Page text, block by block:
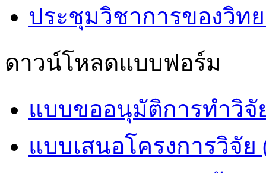
ประชุมวิชาการของวิท
ดาวน์โหลดแบบฟอร์ม
แบบขออนุมัติการทำวิจั
แบบเสนอโครงการวิจัย